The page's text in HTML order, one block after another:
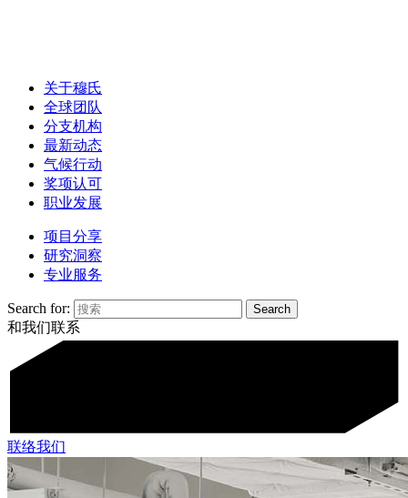
关于穆氏
全球团队
分支机构
最新动态
气候行动
奖项认可
职业发展
项目分享
研究洞察
专业服务
Search for:
和我们联系
联络我们